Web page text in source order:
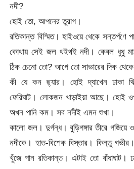
নদী?
হোই তো, আপনের তুরাগ।
রতিকান্ত বিস্মিত। হাইওয়ে থেকে সন্তর্পণে
কোথায় সেই জল থইথই নদী। কেবল ধুধু
ঠিক চেনো তো? আগে তো সাভারের দিক
কী যে কন ছ্যার। হোই দ্যাখেন ঢাকা
ফেরিঘাট। লোকজন খাড়াইয়া আছে। হোই
অখন পানি কম। সব নদীই এমন শুখা।
কালো জল। দুর্গন্ধ। বুড়িগঙ্গার তীরে গজিয়ে
নদীকে। হাত-বিশেক বিস্তার। কিন্তু
খুঁজে পান রতিকান্ত। এটাই তো বাঁধাঘাট।